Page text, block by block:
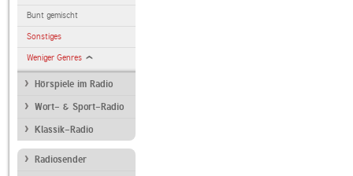
Bunt gemischt
Sonstiges
Weniger Genres
Hörspiele im Radio
Wort- & Sport-Radio
Klassik-Radio
Radiosender